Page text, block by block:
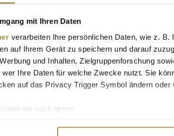
mit Ihren Daten
verarbeiten Ihre persönlichen Daten, wie z.
auf Ihrem Gerät zu speichern und darauf
und Inhalten, Zielgruppenforschung
wer Ihre Daten für welche Zwecke nutzt. Sie
auf das Privacy Trigger Symbol ändern oder
wir auch gerne:
Advertisement